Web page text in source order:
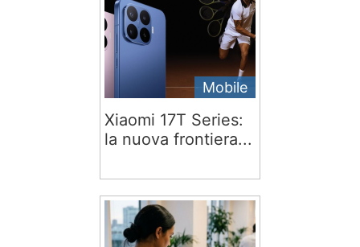
Mobile
Xiaomi 17T Series:
la nuova frontiera...